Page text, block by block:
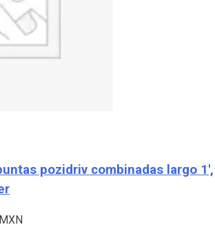
pozidriv combinadas largo 1′,
MXN